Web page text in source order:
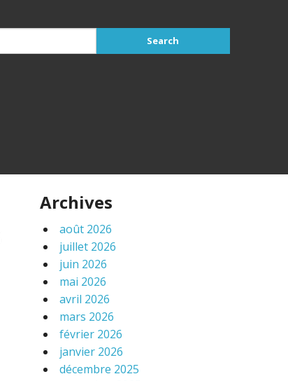
Archives
août 2026
juillet 2026
juin 2026
mai 2026
avril 2026
mars 2026
février 2026
janvier 2026
décembre 2025